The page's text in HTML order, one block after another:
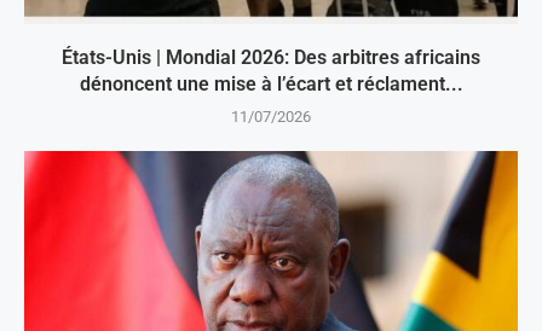
États-Unis | Mondial 2026: Des arbitres africains
dénoncent une mise à l’écart et réclament...
11/07/2026